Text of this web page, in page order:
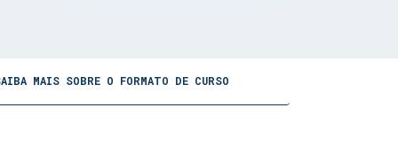
MAIS SOBRE O FORMATO DE CURSO